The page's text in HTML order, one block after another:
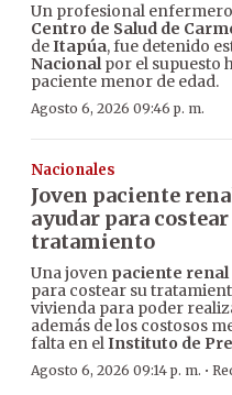
Un profesional
Centro de Salud de
deItapúa, fue detenido
Nacionalpor el supuesto
paciente menor de edad.
Agosto 6, 2026 09:46 p. m.
Nacionales
Joven paciente
ayudar para costear
tratamiento
Una joven paciente renal
para costear su
vivienda para poder
además de los costosos
falta en elInstituto de
Agosto 6, 2026 09:14 p. m. ·